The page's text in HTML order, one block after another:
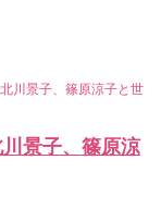
川景子、篠原涼子と世
景子、篠原涼